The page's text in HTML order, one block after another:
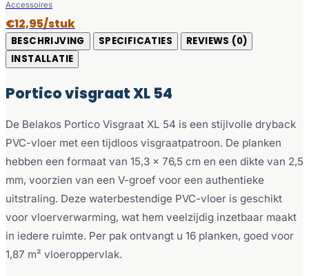
Accessoires
€12,95/stuk
BESCHRIJVING SPECIFICATIES
REVIEWS (0)
INSTALLATIE
Portico visgraat XL 54
De Belakos Portico Visgraat XL 54 is een stijlvolle dryback
PVC-vloer met een tijdloos visgraatpatroon. De planken
hebben een formaat van 15,3 x 76,5 cm en een dikte van 2,5
mm, voorzien van een V-groef voor een authentieke
uitstraling. Deze waterbestendige PVC-vloer is geschikt
voor vloerverwarming, wat hem veelzijdig inzetbaar maakt
in iedere ruimte. Per pak ontvangt u 16 planken, goed voor
1,87 m² vloeroppervlak.